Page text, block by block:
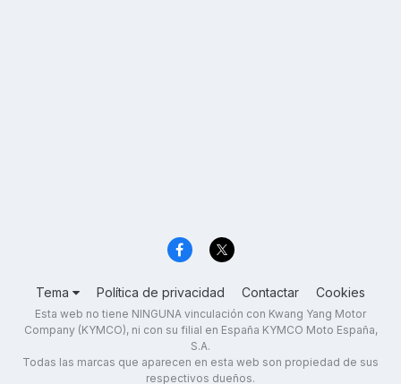
Tema Política de privacidad Contactar Cookies
Esta web no tiene NINGUNA vinculación con Kwang Yang Motor
Company (KYMCO), ni con su filial en España KYMCO Moto España,
S.A.
Todas las marcas que aparecen en esta web son propiedad de sus
respectivos dueños.